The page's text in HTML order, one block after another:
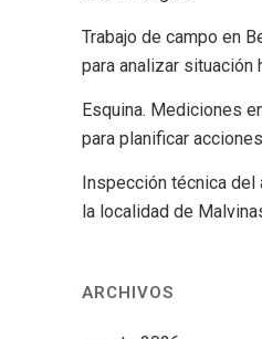
Trabajo de campo en
para analizar situación
Esquina. Mediciones
para planificar
Inspección técnica del
la localidad de
ARCHIVOS